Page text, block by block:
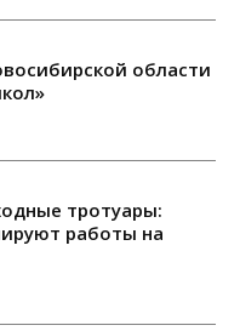
области
тротуары:
работы на